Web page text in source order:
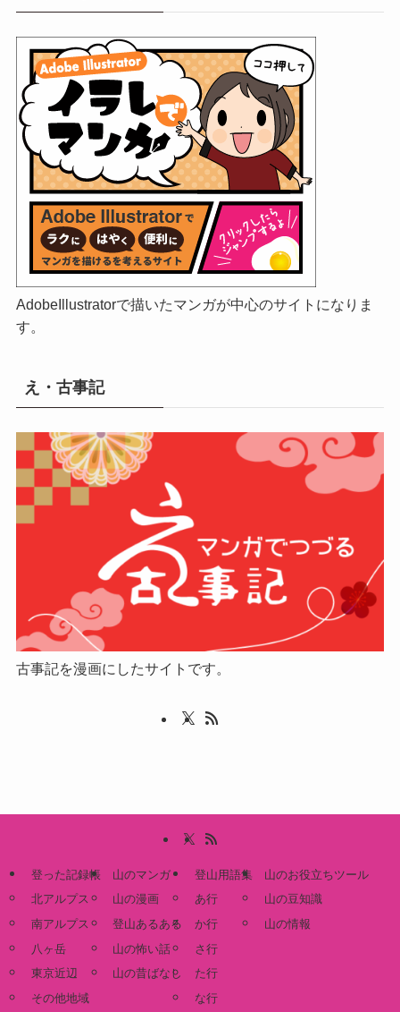
AdobeIllustratorで描いたマンガが中心のサイトになりま
す。
え・古事記
古事記を漫画にしたサイトです。
登った記録帳
北アルプス
南アルプス
八ヶ岳
東京近辺
その他地域
山のマンガ
山の漫画
登山あるある
山の怖い話
山の昔ばなし
登山用語集
あ行
か行
さ行
た行
な行
山のお役立ちツール
山の豆知識
山の情報